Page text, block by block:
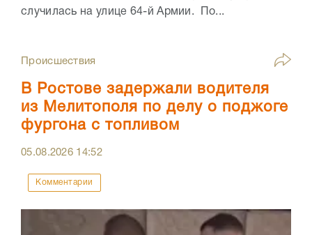
случилась на улице 64-й Армии. По...
Происшествия
В Ростове задержали водителя
из Мелитополя по делу о поджоге
фургона с топливом
05.08.2026 14:52
Комментарии